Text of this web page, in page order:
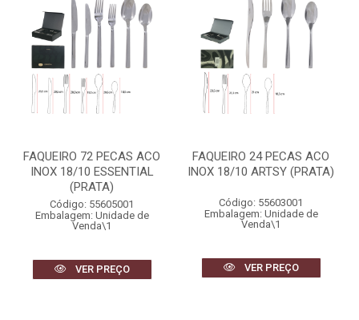
FAQUEIRO 72 PECAS ACO
INOX 18/10 ESSENTIAL
(PRATA)
Código: 55605001
Embalagem: Unidade de
Venda\1
VER PREÇO
FAQUEIRO 24 PECAS ACO
INOX 18/10 ARTSY (PRATA)
Código: 55603001
Embalagem: Unidade de
Venda\1
VER PREÇO